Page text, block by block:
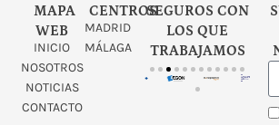
MAPA
WEB
INICIO
NOSOTROS
NOTICIAS
CONTACTO
CENTROS
MADRID
MÁLAGA
SEGUROS CON
LOS QUE
TRABAJAMOS